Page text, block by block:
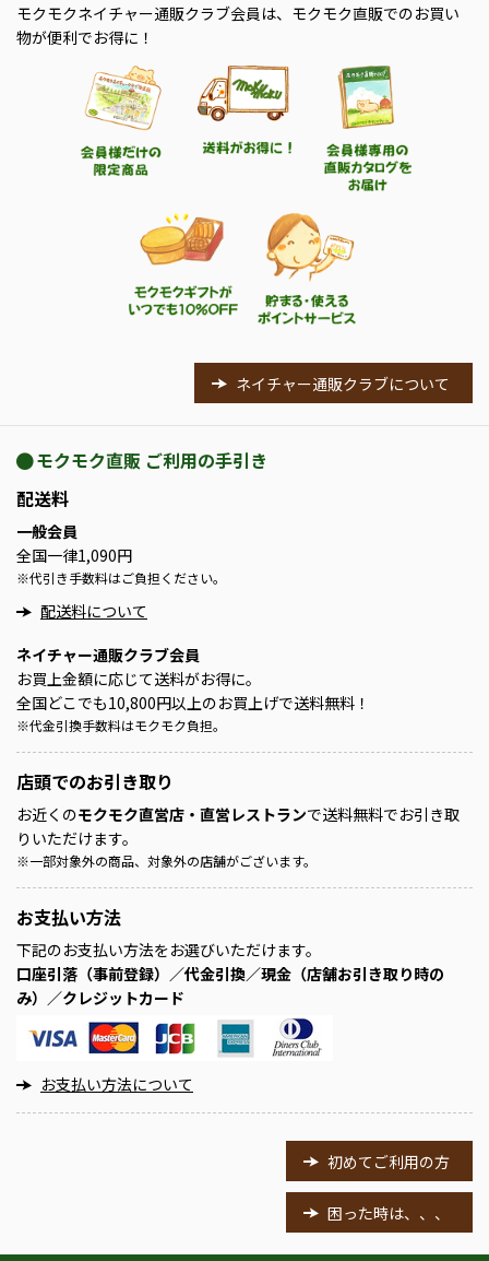
モクモクネイチャー通販クラブ会員は、モクモク直販でのお買い
物が便利でお得に！
ネイチャー通販クラブについて
モクモク直販 ご利用の手引き
配送料
一般会員
全国一律1,090円
※代引き手数料はご負担ください。
配送料について
ネイチャー通販クラブ会員
お買上金額に応じて送料がお得に。
全国どこでも10,800円以上のお買上げで送料無料！
※代金引換手数料はモクモク負担。
店頭でのお引き取り
お近くのモクモク直営店・直営レストランで送料無料でお引き取
りいただけます。
※一部対象外の商品、対象外の店舗がございます。
お支払い方法
下記のお支払い方法をお選びいただけます。
口座引落（事前登録）／代金引換／現金（店舗お引き取り時の
み）／クレジットカード
お支払い方法について
初めてご利用の方
困った時は、、、